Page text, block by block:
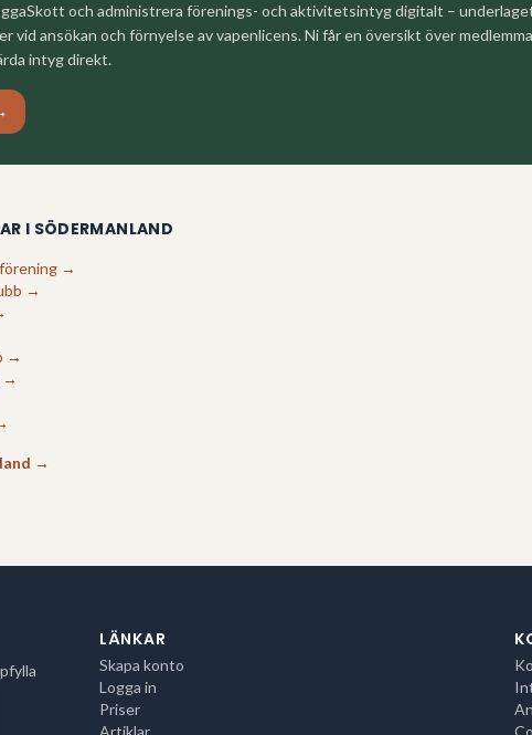
och administrera förenings- och aktivitetsintyg digitalt –
vid ansökan och förnyelse av vapenlicens. Ni får en översikt över
intyg direkt.
I SÖDERMANLAND
→
→
→
→
→
LÄNKAR
Skapa konto
Logga in
Priser
Artiklar